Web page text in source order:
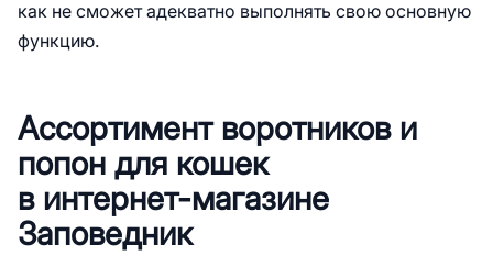
как не сможет адекватно выполнять свою основную
функцию.
Ассортимент воротников и
попон для кошек
в интернет-магазине
Заповедник